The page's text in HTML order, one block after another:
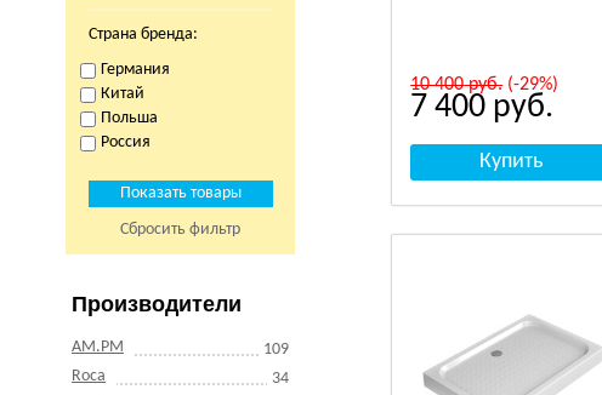
Страна бренда:
Германия
Китай
Польша
Россия
Сбросить фильтр
Производители
AM.PM
109
Roca
34
10 400руб.(-29%)
7 400 руб.